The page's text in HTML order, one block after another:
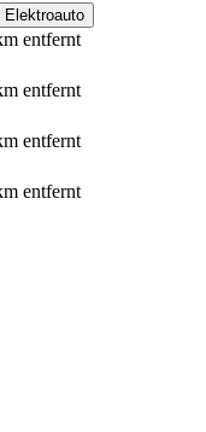
Elektroauto
entfernt
entfernt
entfernt
entfernt